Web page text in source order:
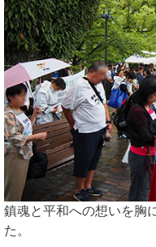
鎮魂と平和への想いを胸
た。